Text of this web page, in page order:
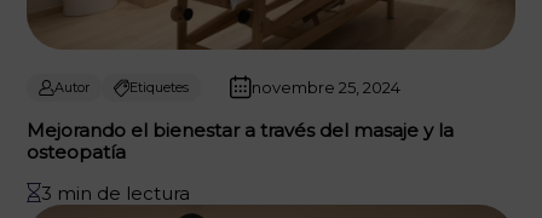
Autor Etiquetes novembre 25, 2024
Mejorando el bienestar a través del masaje y la
osteopatía
3 min de lectura